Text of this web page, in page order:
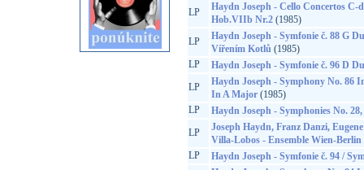
LP
Haydn Joseph - Cello Concertos
Hob.VIIb Nr.2(1985)
LP
Haydn Joseph - Symfonie č. 88 G
Vířením Kotlů (1985)
LP
Haydn Joseph - Symfonie č. 96 D
LP
Haydn Joseph - Symphony No. 86
In A Major(1985)
LP
Haydn Joseph - Symphonies No. 28,
LP
Joseph Haydn, Franz Danzi,
Villa-Lobos - Ensemble Wien-Berlin
LP
Haydn Joseph - Symfonie č. 94 /